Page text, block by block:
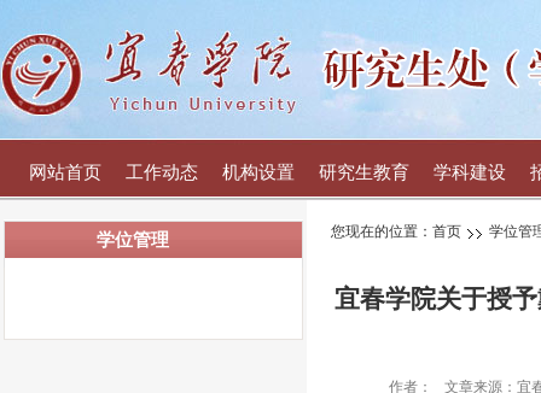
网站首页 工作动态 机构设置 研究生教育 学科建设
学位管理 您现在的位置： 首页 学位管
宜春学院关于授
作者： 文章来源：宜